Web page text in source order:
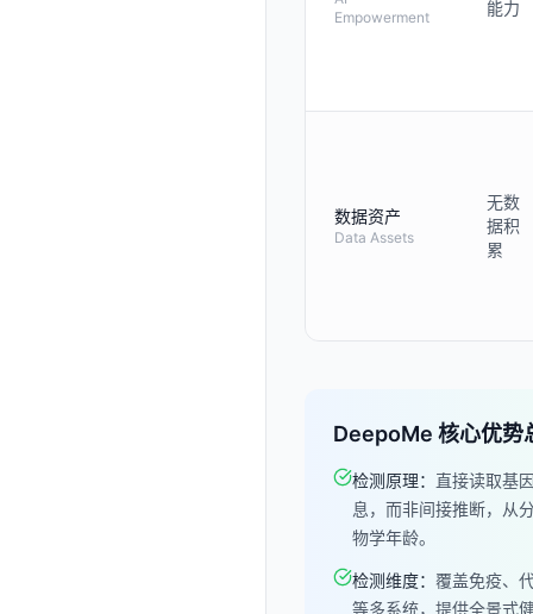
Empowerment
能力
数据资产
Data Assets
无数
据积
累
DeepoMe 核心优势
检测原理： 直接读取基
息，而非间接推断，从
物学年龄。
检测维度： 覆盖免疫、
等多系统，提供全景式